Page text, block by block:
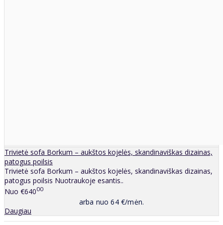
Trivietė sofa Borkum – aukštos kojelės, skandinaviškas dizainas,
patogus poilsis
Trivietė sofa Borkum – aukštos kojelės, skandinaviškas dizainas,
patogus poilsis Nuotraukoje esantis..
Nuo €64000
arba nuo 64 €/mėn.
Daugiau